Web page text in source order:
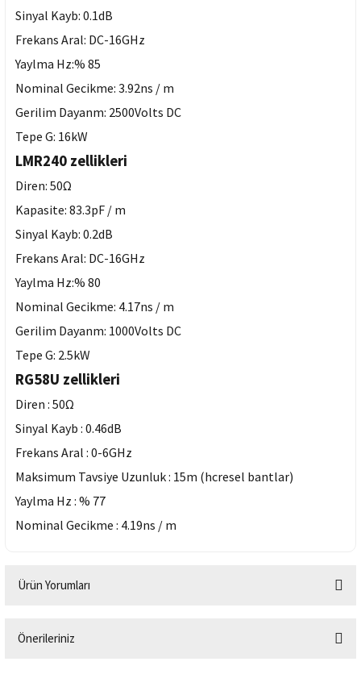
Sinyal Kayb: 0.1dB
Frekans Aral: DC-16GHz
Yaylma Hz:% 85
Nominal Gecikme: 3.92ns / m
Gerilim Dayanm: 2500Volts DC
Tepe G: 16kW
LMR240 zellikleri
Diren: 50Ω
Kapasite: 83.3pF / m
Sinyal Kayb: 0.2dB
Frekans Aral: DC-16GHz
Yaylma Hz:% 80
Nominal Gecikme: 4.17ns / m
Gerilim Dayanm: 1000Volts DC
Tepe G: 2.5kW
RG58U zellikleri
Diren : 50Ω
Sinyal Kayb : 0.46dB
Frekans Aral : 0-6GHz
Maksimum Tavsiye Uzunluk : 15m (hcresel bantlar)
Yaylma Hz : % 77
Nominal Gecikme : 4.19ns / m
Ürün Yorumları
Önerileriniz